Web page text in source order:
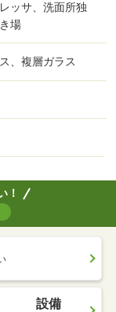
ッサ、洗面所独
場
、複層ガラス
！
設備